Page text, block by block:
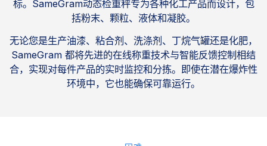
标。SameGram动态检重秤专为各种化工产品而设计，包
括粉末、颗粒、液体和凝胶。
无论您是生产油漆、粘合剂、洗涤剂、丁烷气罐还是化肥，
SameGram 都将先进的在线称重技术与智能反馈控制相结
合，实现对每件产品的实时监控和分拣。即使在潜在爆炸性
环境中，它也能确保可靠运行。